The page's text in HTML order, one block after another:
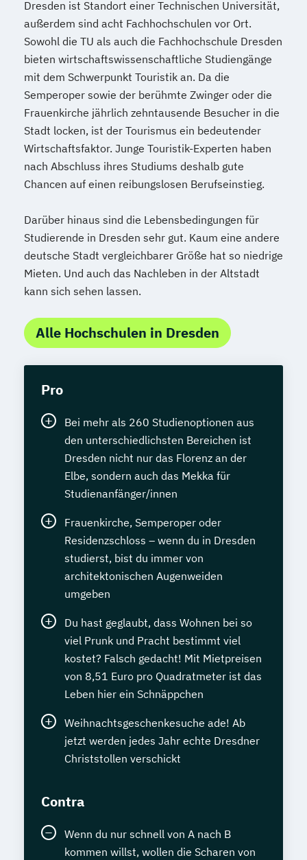
Dresden ist Standort einer Technischen Universität,
außerdem sind acht Fachhochschulen vor Ort.
Sowohl die TU als auch die Fachhochschule Dresden
bieten wirtschaftswissenschaftliche Studiengänge
mit dem Schwerpunkt Touristik an. Da die
Semperoper sowie der berühmte Zwinger oder die
Frauenkirche jährlich zehntausende Besucher in die
Stadt locken, ist der Tourismus ein bedeutender
Wirtschaftsfaktor. Junge Touristik-Experten haben
nach Abschluss ihres Studiums deshalb gute
Chancen auf einen reibungslosen Berufseinstieg.
Darüber hinaus sind die Lebensbedingungen für
Studierende in Dresden sehr gut. Kaum eine andere
deutsche Stadt vergleichbarer Größe hat so niedrige
Mieten. Und auch das Nachleben in der Altstadt
kann sich sehen lassen.
Alle Hochschulen in Dresden
Pro
Bei mehr als 260 Studienoptionen aus
den unterschiedlichsten Bereichen ist
Dresden nicht nur das Florenz an der
Elbe, sondern auch das Mekka für
Studienanfänger/innen
Frauenkirche, Semperoper oder
Residenzschloss – wenn du in Dresden
studierst, bist du immer von
architektonischen Augenweiden
umgeben
Du hast geglaubt, dass Wohnen bei so
viel Prunk und Pracht bestimmt viel
kostet? Falsch gedacht! Mit Mietpreisen
von 8,51 Euro pro Quadratmeter ist das
Leben hier ein Schnäppchen
Weihnachtsgeschenkesuche ade! Ab
jetzt werden jedes Jahr echte Dresdner
Christstollen verschickt
Contra
Wenn du nur schnell von A nach B
kommen willst, wollen die Scharen von